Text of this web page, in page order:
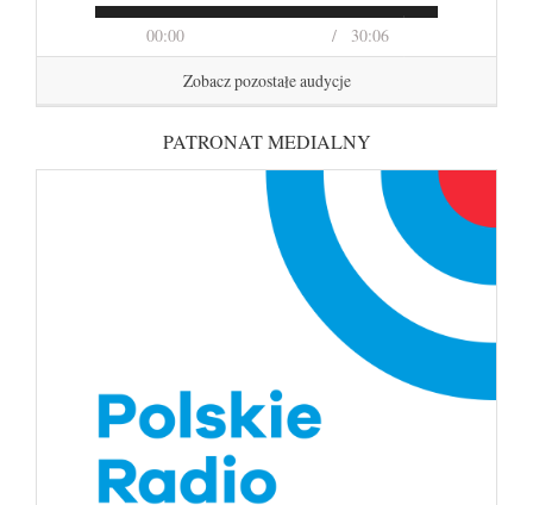
00:00 30:06
Zobacz pozostałe audycje
PATRONAT MEDIALNY